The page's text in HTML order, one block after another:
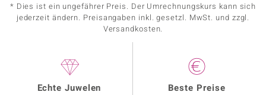
* Dies ist ein ungefährer Preis. Der Umrechnungskurs kann sich
jederzeit ändern. Preisangaben inkl. gesetzl. MwSt. und zzgl.
Versandkosten.
Echte Juwelen Beste Preise